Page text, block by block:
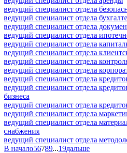
ведущий специалист отдела
ведущий специалист отдела
ведущий специалист отдела
ведущий специалист отдела
ведущий специалист отдела
ведущий специалист отдела
ведущий специалист отдела
ведущий специалист отдела
ведущий специалист отдела
ведущий специалист отдела
бизнеса
ведущий специалист отдела
ведущий специалист отдела
ведущий специалист отдела
снабжения
ведущий специалист отдела
В начало56789...19дальше